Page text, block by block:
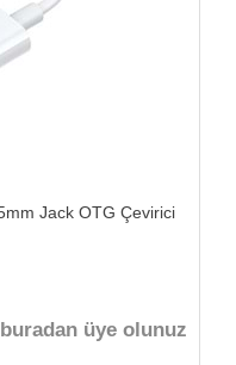
Jack OTG Çevirici
üye olunuz